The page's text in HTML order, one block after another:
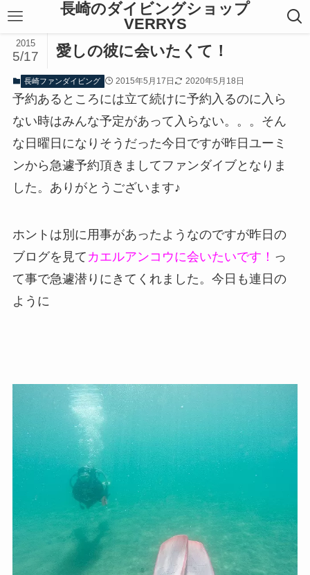
長崎のダイビングショップ
VERRYS
愛しの彼に会いたくて！
2015
5/17
長崎ファンダイビング 2015年5月17日 2020年5月18日
予約あるところには立て続けに予約入るのに入ら
ない時はみんな予定があって入らない。。。そん
な日曜日になりそうだった今日ですが昨日ユーミ
ンから急遽予約頂きましてファンダイブとなりま
した。ありがとうございます♪
ホントは別に用事があったようなのですが昨日の
ブログを見て カエルアンコウに会いたいです！ っ
て事で急遽潜りにきてくれました。今日も連日の
ように